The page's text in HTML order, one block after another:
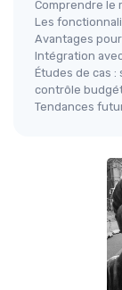
Comprendre le
Les
Avantages
Intégration
Études de cas
contrôle
Tendances